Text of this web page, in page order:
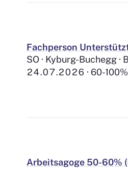
Fachperson
SO · Kyburg-Buchegg
24.07.2026
60-100%
Arbeitsagoge 50-60%